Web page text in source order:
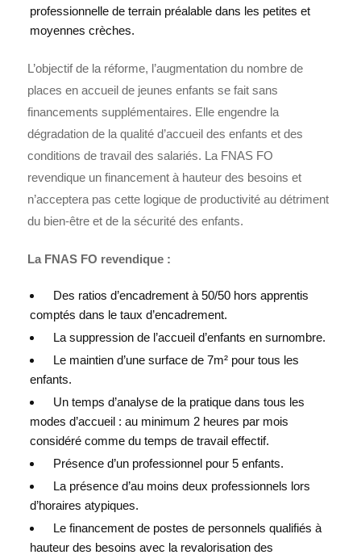
professionnelle de terrain préalable dans les petites et
moyennes crèches.
L’objectif de la réforme, l’augmentation du nombre de
places en accueil de jeunes enfants se fait sans
financements supplémentaires. Elle engendre la
dégradation de la qualité d’accueil des enfants et des
conditions de travail des salariés. La FNAS FO
revendique un financement à hauteur des besoins et
n’acceptera pas cette logique de productivité au détriment
du bien-être et de la sécurité des enfants.
La FNAS FO revendique :
Des ratios d’encadrement à 50/50 hors apprentis
comptés dans le taux d’encadrement.
La suppression de l’accueil d’enfants en surnombre.
Le maintien d’une surface de 7m² pour tous les
enfants.
Un temps d’analyse de la pratique dans tous les
modes d’accueil : au minimum 2 heures par mois
considéré comme du temps de travail effectif.
Présence d’un professionnel pour 5 enfants.
La présence d’au moins deux professionnels lors
d’horaires atypiques.
Le financement de postes de personnels qualifiés à
hauteur des besoins avec la revalorisation des